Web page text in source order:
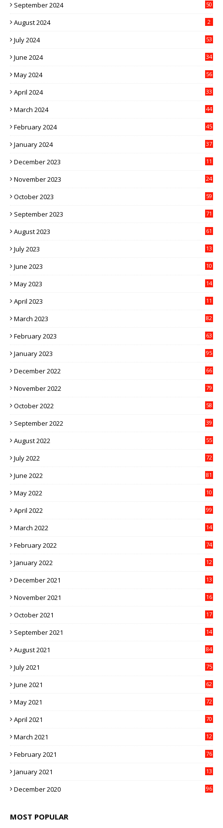
September 2024 50
August 2024 2
July 2024 53
June 2024 34
May 2024 56
April 2024 33
March 2024 44
February 2024 45
January 2024 37
December 2023 11
November 2023 24
October 2023 59
September 2023 71
August 2023 61
July 2023
13
June 2023
10
May 2023
14
April 2023
11
March 2023 82
February 2023 63
January 2023 95
December 2022 66
November 2022 79
October 2022 58
September 2022 39
August 2022 55
July 2022 72
June 2022 81
May 2022
10
April 2022 99
March 2022
14
February 2022 74
January 2022
12
December 2021
13
November 2021
16
October 2021
17
September 2021
14
August 2021 84
July 2021 75
June 2021 62
May 2021 72
April 2021 70
March 2021
12
February 2021 76
January 2021
13
December 2020 96
MOST POPULAR